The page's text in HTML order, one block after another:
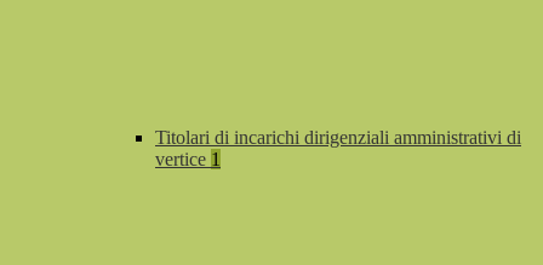
Titolari di incarichi dirigenziali amministrativi di
vertice 1